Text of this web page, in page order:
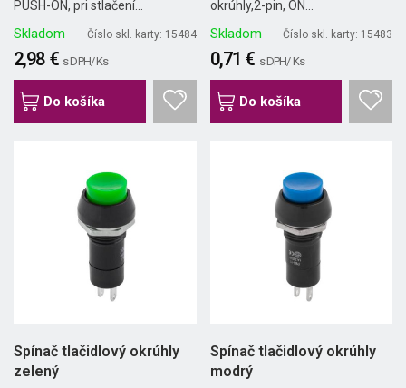
PUSH-ON, pri stlačení...
Skladom Číslo skl. karty: 15484
2,98 € s DPH/ Ks
Do košíka
okrúhly,2-pin, ON...
Skladom Číslo skl. karty: 15483
0,71 € s DPH/ Ks
Do košíka
Spínač tlačidlový okrúhly
zelený
Spínač tlačidlový okrúhly
modrý